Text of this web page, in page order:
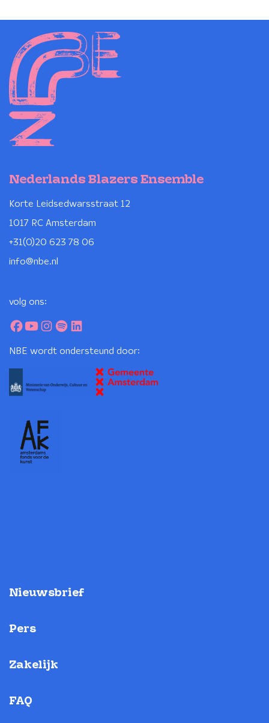
Nederlands Blazers Ensemble
Korte Leidsedwarsstraat 12
1017 RC Amsterdam
+31(0)20 623 78 06
info@nbe.nl
volg ons:
NBE wordt ondersteund door:
Nieuwsbrief
Pers
Zakelijk
FAQ